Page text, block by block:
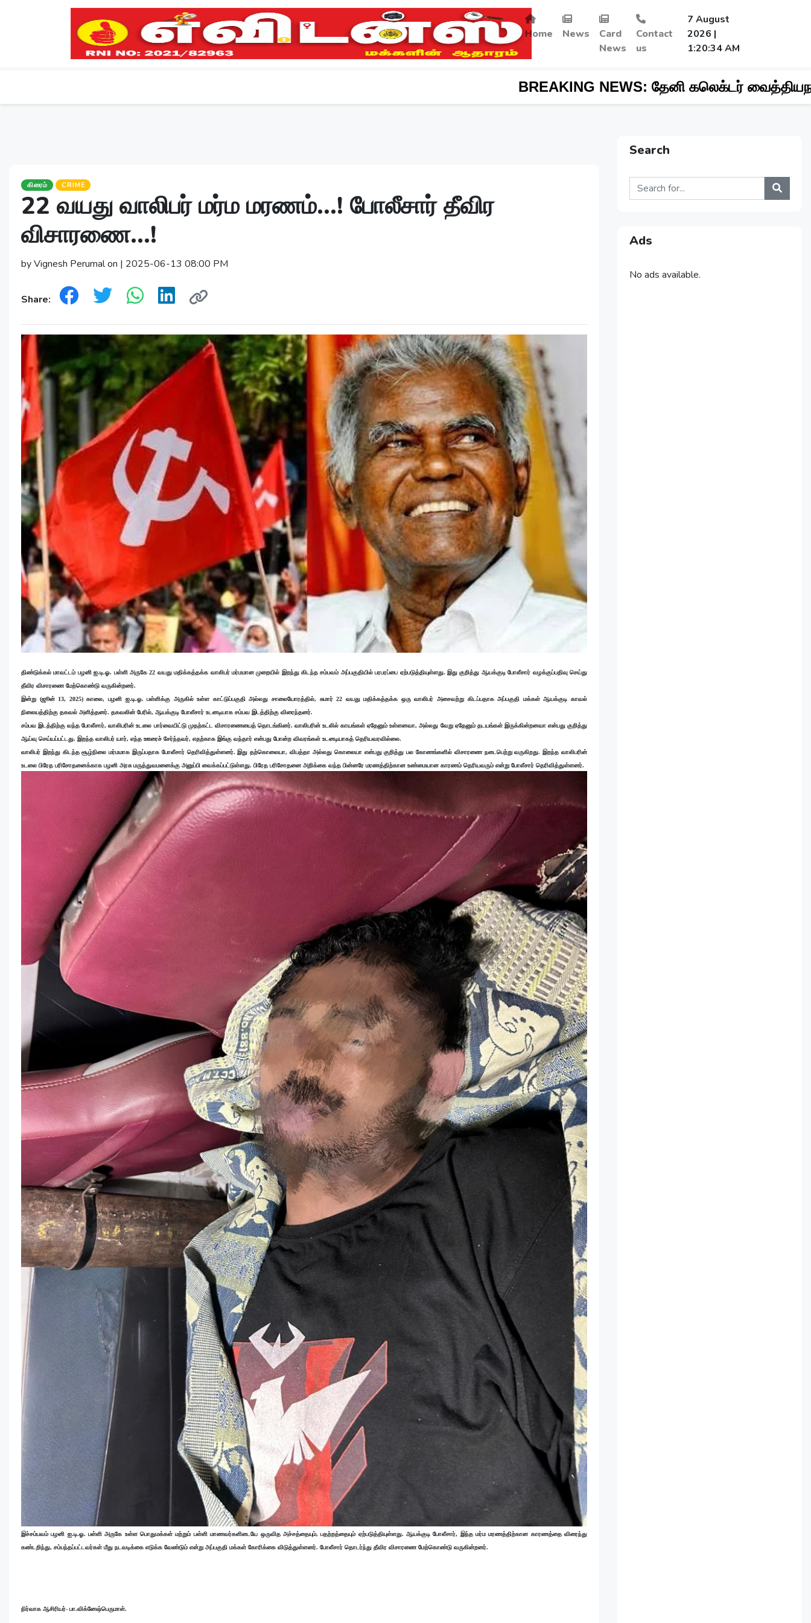
Home News
Card
News
Contact
us
7 August
2026 |
1:20:36 AM
தேனி கலெக்டர் வைத்தியநாதன் ஆய்வு....!!!!! |
கிரைம் CRIME
22 வயது வாலிபர் மர்ம மரணம்...! போலீசார் தீவிர
விசாரணை...!
by Vignesh Perumal on | 2025-06-13 08:00 PM
Share:
திண்டுக்கல் மாவட்டம் பழனி ஐ.டி.ஓ. பள்ளி அருகே 22 வயது மதிக்கத்தக்க வாலிபர் மர்மமான முறையில் இறந்து கிடந்த சம்பவம் அப்பகுதியில் பரபரப்பை ஏற்படுத்தியுள்ளது. இது குறித்து ஆயக்குடி போலீசார் வழக்குப்பதிவு செய்து
தீவிர விசாரணை மேற்கொண்டு வருகின்றனர்.
இன்று (ஜூன் 13, 2025) காலை, பழனி ஐ.டி.ஓ. பள்ளிக்கு அருகில் உள்ள காட்டுப்பகுதி அல்லது சாலையோரத்தில், சுமார் 22 வயது மதிக்கத்தக்க ஒரு வாலிபர் அசைவற்று கிடப்பதாக அப்பகுதி மக்கள் ஆயக்குடி காவல்
நிலையத்திற்கு தகவல் அளித்தனர். தகவலின் பேரில், ஆயக்குடி போலீசார் உடனடியாக சம்பவ இடத்திற்கு விரைந்தனர்.
சம்பவ இடத்திற்கு வந்த போலீசார், வாலிபரின் உடலை பார்வையிட்டு முதற்கட்ட விசாரணையைத் தொடங்கினர். வாலிபரின் உடலில் காயங்கள் ஏதேனும் உள்ளனவா, அல்லது வேறு ஏதேனும் தடயங்கள் இருக்கின்றனவா என்பது குறித்து
ஆய்வு செய்யப்பட்டது. இறந்த வாலிபர் யார், எந்த ஊரைச் சேர்ந்தவர், எதற்காக இங்கு வந்தார் என்பது போன்ற விவரங்கள் உடனடியாகத் தெரியவரவில்லை.
வாலிபர் இறந்து கிடந்த சூழ்நிலை மர்மமாக இருப்பதாக போலீசார் தெரிவித்துள்ளனர். இது தற்கொலையா, விபத்தா அல்லது கொலையா என்பது குறித்து பல கோணங்களில் விசாரணை நடைபெற்று வருகிறது. இறந்த வாலிபரின்
உடலை பிரேத பரிசோதனைக்காக பழனி அரசு மருத்துவமனைக்கு அனுப்பி வைக்கப்பட்டுள்ளது. பிரேத பரிசோதனை அறிக்கை வந்த பின்னரே மரணத்திற்கான உண்மையான காரணம் தெரியவரும் என்று போலீசார் தெரிவித்துள்ளனர்.
இச்சம்பவம் பழனி ஐ.டி.ஓ. பள்ளி அருகே உள்ள பொதுமக்கள் மற்றும் பள்ளி மாணவர்களிடையே ஒருவித அச்சத்தையும், பதற்றத்தையும் ஏற்படுத்தியுள்ளது. ஆயக்குடி போலீசார், இந்த மர்ம மரணத்திற்கான காரணத்தை விரைந்து
கண்டறிந்து, சம்பந்தப்பட்டவர்கள் மீது நடவடிக்கை எடுக்க வேண்டும் என்று அப்பகுதி மக்கள் கோரிக்கை விடுத்துள்ளனர். போலீசார் தொடர்ந்து தீவிர விசாரணை மேற்கொண்டு வருகின்றனர்.
நிர்வாக ஆசிரியர்- பா.விக்னேஷ்பெருமாள்.
Search
Ads
No ads available.